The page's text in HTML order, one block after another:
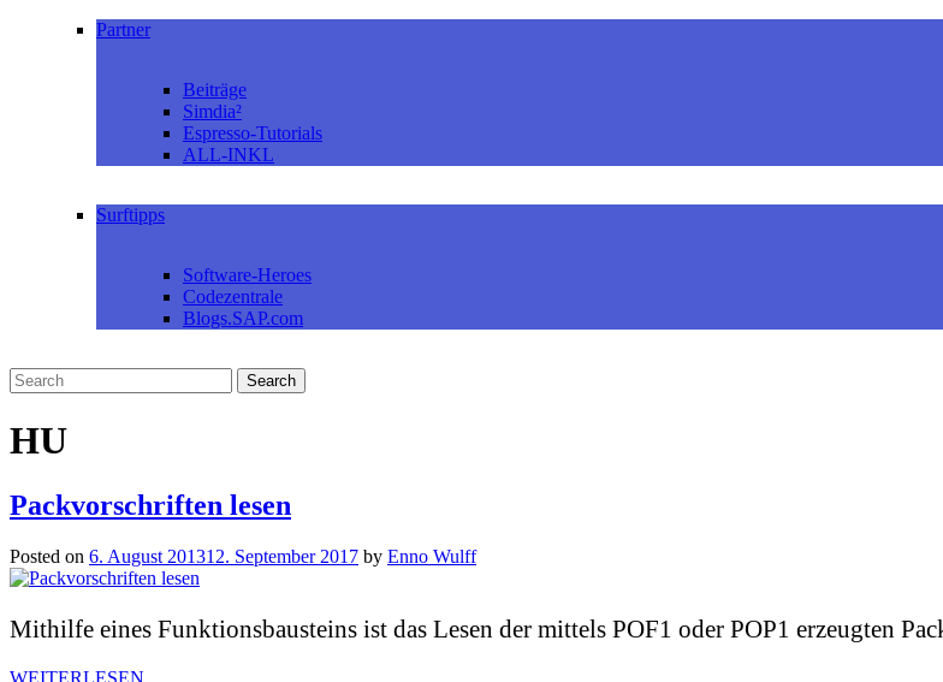
Partner
Beiträge
Simdia²
Espresso-Tutorials
ALL-INKL
Surftipps
Software-Heroes
Codezentrale
Blogs.SAP.com
HU
Packvorschriften lesen
Posted on 6. August 201312. September 2017 by Enno Wulff
Mithilfe eines Funktionsbausteins ist das Lesen der mittels POF1 oder POP1 erzeugten